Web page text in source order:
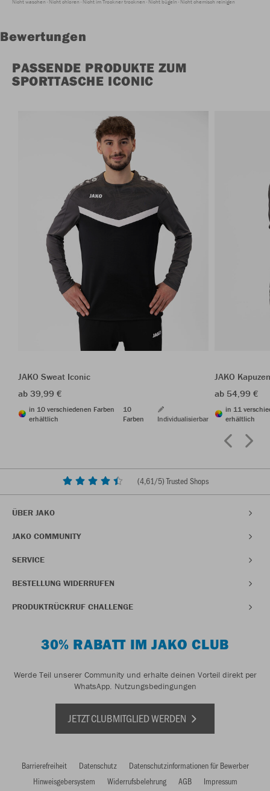
Nicht waschen Nicht chloren Nicht im Trockner trocknen Nicht bügeln Nicht chemisch reinigen
Bewertungen
PASSENDE PRODUKTE ZUM
SPORTTASCHE ICONIC
JAKO Sweat Iconic
ab 39,99 €
in 10 verschiedenen Farben
erhältlich
10
Farben
Individualisierbar
JAKO
ab 54,99 €
in 11
erhältlich
(4,61/5) Trusted Shops
ÜBER JAKO
JAKO COMMUNITY
SERVICE
BESTELLUNG WIDERRUFEN
PRODUKTRÜCKRUF CHALLENGE
30% RABATT IM JAKO CLUB
Werde Teil unserer Community und erhalte deinen Vorteil direkt per
WhatsApp. Nutzungsbedingungen
JETZT CLUBMITGLIED WERDEN
Barrierefreiheit Datenschutz
Datenschutzinformationen für Bewerber
Hinweisgebersystem
Widerrufsbelehrung AGB Impressum